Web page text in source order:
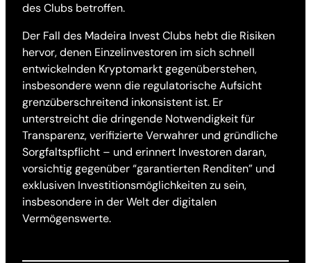
des Clubs betroffen.
Der Fall des Madeira Invest Clubs hebt die Risiken
hervor, denen Einzelinvestoren im sich schnell
entwickelnden Kryptomarkt gegenüberstehen,
insbesondere wenn die regulatorische Aufsicht
grenzüberschreitend inkonsistent ist. Er
unterstreicht die dringende Notwendigkeit für
Transparenz, verifizierte Verwahrer und gründliche
Sorgfaltspflicht – und erinnert Investoren daran,
vorsichtig gegenüber “garantierten Renditen” und
exklusiven Investitionsmöglichkeiten zu sein,
insbesondere in der Welt der digitalen
Vermögenswerte.